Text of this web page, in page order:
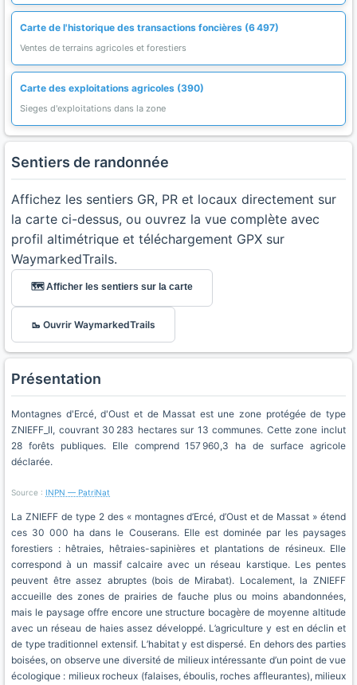
Carte de l'historique des transactions foncières (6 497)
Ventes de terrains agricoles et forestiers
Carte des exploitations agricoles (390)
Sieges d'exploitations dans la zone
Sentiers de randonnée
Affichez les sentiers GR, PR et locaux directement sur
la carte ci-dessus, ou ouvrez la vue complète avec
profil altimétrique et téléchargement GPX sur
WaymarkedTrails.
🗺️ Afficher les sentiers sur la carte
🥾 Ouvrir WaymarkedTrails
Présentation
Montagnes d'Ercé, d'Oust et de Massat est une zone protégée de type
ZNIEFF_II, couvrant 30 283 hectares sur 13 communes. Cette zone inclut
28 forêts publiques. Elle comprend 157 960,3 ha de surface agricole
déclarée.
Source : INPN — PatriNat
La ZNIEFF de type 2 des « montagnes d’Ercé, d’Oust et de Massat » étend
ces 30 000 ha dans le Couserans. Elle est dominée par les paysages
forestiers : hêtraies, hêtraies-sapinières et plantations de résineux. Elle
correspond à un massif calcaire avec un réseau karstique. Les pentes
peuvent être assez abruptes (bois de Mirabat). Localement, la ZNIEFF
accueille des zones de prairies de fauche plus ou moins abandonnées,
mais le paysage offre encore une structure bocagère de moyenne altitude
avec un réseau de haies assez développé. L’agriculture y est en déclin et
de type traditionnel extensif. L’habitat y est dispersé. En dehors des parties
boisées, on observe une diversité de milieux intéressante d’un point de vue
écologique : milieux rocheux (falaises, éboulis, roches affleurantes), milieux